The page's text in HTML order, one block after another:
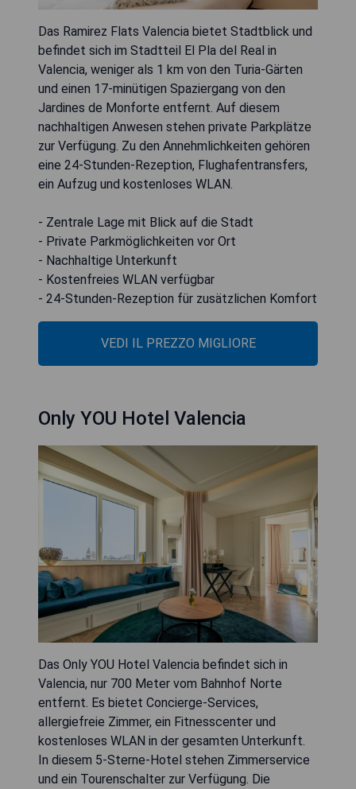
Das Ramirez Flats Valencia bietet Stadtblick und
befindet sich im Stadtteil El Pla del Real in
Valencia, weniger als 1 km von den Turia-Gärten
und einen 17-minütigen Spaziergang von den
Jardines de Monforte entfernt. Auf diesem
nachhaltigen Anwesen stehen private Parkplätze
zur Verfügung. Zu den Annehmlichkeiten gehören
eine 24-Stunden-Rezeption, Flughafentransfers,
ein Aufzug und kostenloses WLAN.
- Zentrale Lage mit Blick auf die Stadt
- Private Parkmöglichkeiten vor Ort
- Nachhaltige Unterkunft
- Kostenfreies WLAN verfügbar
- 24-Stunden-Rezeption für zusätzlichen Komfort
VEDI IL PREZZO MIGLIORE
Only YOU Hotel Valencia
Das Only YOU Hotel Valencia befindet sich in
Valencia, nur 700 Meter vom Bahnhof Norte
entfernt. Es bietet Concierge-Services,
allergiefreie Zimmer, ein Fitnesscenter und
kostenloses WLAN in der gesamten Unterkunft.
In diesem 5-Sterne-Hotel stehen Zimmerservice
und ein Tourenschalter zur Verfügung. Die